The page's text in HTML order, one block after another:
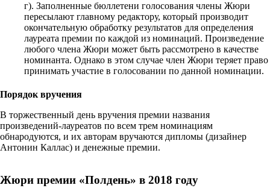
г). Заполненные бюллетени голосования члены Жюри
пересылают главному редактору, который производит
окончательную обработку результатов для определения
лауреата премии по каждой из номинаций. Произведение
любого члена Жюри может быть рассмотрено в качестве
номинанта. Однако в этом случае член Жюри теряет право
принимать участие в голосовании по данной номинации.
Порядок вручения
В торжественный день вручения премии названия
произведений-лауреатов по всем трем номинациям
обнародуются, и их авторам вручаются дипломы (дизайнер
Антонин Каллас) и денежные премии.
Жюри премии «Полдень» в 2018 году